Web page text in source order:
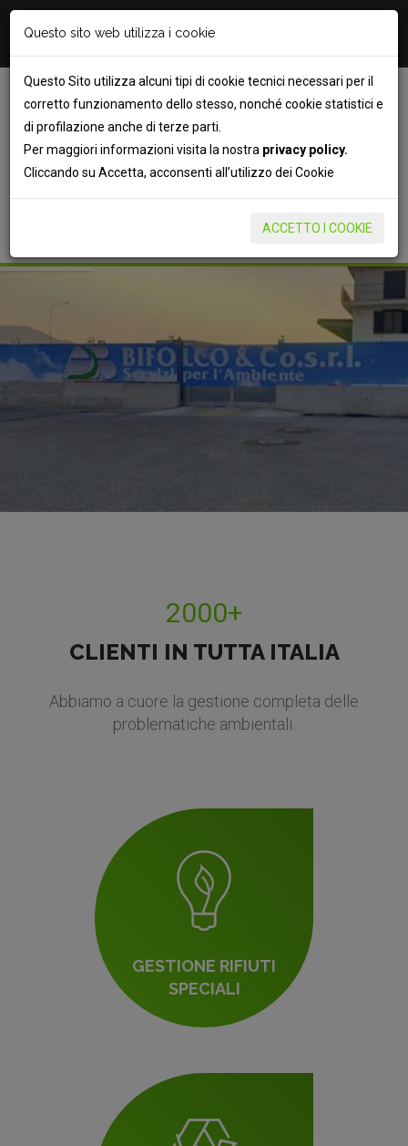
Questo sito web utilizza i cookie
Questo Sito utilizza alcuni tipi di cookie tecnici necessari per il
corretto funzionamento dello stesso, nonché cookie statistici e
di profilazione anche di terze parti.
Per maggiori informazioni visita la nostra privacy policy.
Cliccando su Accetta, acconsenti all’utilizzo dei Cookie
ACCETTO I COOKIE
2000+
CLIENTI IN TUTTA ITALIA
Abbiamo a cuore la gestione completa delle
problematiche ambientali.
GESTIONE RIFIUTI
SPECIALI